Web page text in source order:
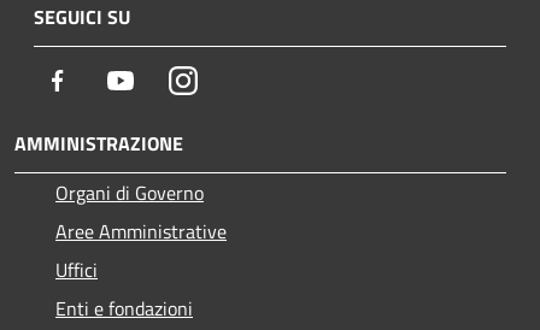
SEGUICI SU
Facebook YoutubeInstagram
AMMINISTRAZIONE
Organi di Governo
Aree Amministrative
Uffici
Enti e fondazioni